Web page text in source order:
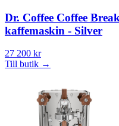
Dr. Coffee Coffee
kaffemaskin - Silver
27 200 kr
Till butik →